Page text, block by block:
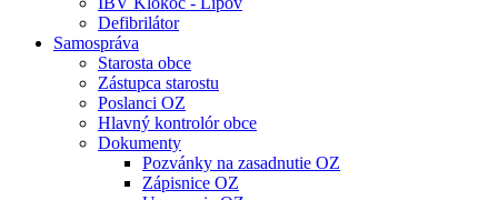
Defibrilátor
Samospráva
Starosta obce
Zástupca starostu
Poslanci OZ
Hlavný kontrolór obce
Dokumenty
Pozvánky na zasadnutie OZ
Zápisnice OZ